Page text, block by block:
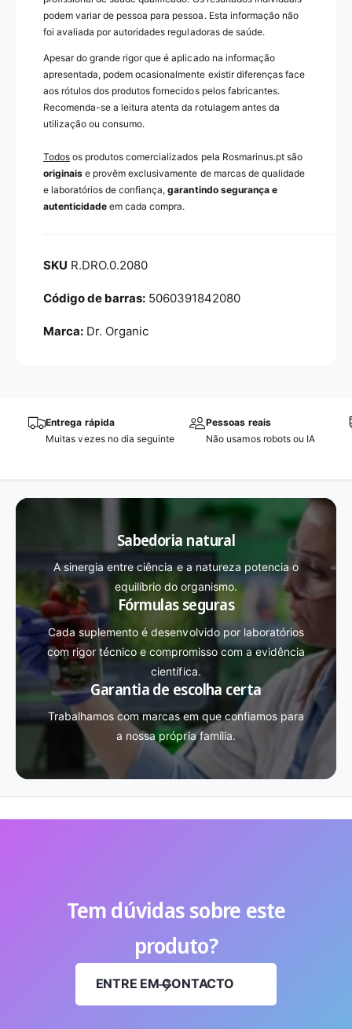
podem variar de pessoa para pessoa. Esta informação não
foi avaliada por autoridades reguladoras de saúde.
Apesar do grande rigor que é aplicado na informação
apresentada, podem ocasionalmente existir diferenças face
aos rótulos dos produtos fornecidos pelos fabricantes.
Recomenda-se a leitura atenta da rotulagem antes da
utilização ou consumo.
Todos os produtos comercializados pela Rosmarinus.pt são
originais e provêm exclusivamente de marcas de qualidade
e laboratórios de confiança,garantindo segurança e
autenticidade em cada compra.
R.DRO.0.2080
5060391842080
Marca: Dr. Organic
Entrega rápida
Muitas vezes no dia seguinte
Pessoas reais
Não usamos robots ou IA
Sabedoria natural
A sinergia entre ciência e a natureza potencia o
equilíbrio do organismo.
Fórmulas seguras
Cada suplemento é desenvolvido por laboratórios
com rigor técnico e compromisso com a evidência
científica.
Garantia de escolha certa
Trabalhamos com marcas em que confiamos para
a nossa própria família.
Tem dúvidas sobre este
produto?
ENTRE EM CONTACTO